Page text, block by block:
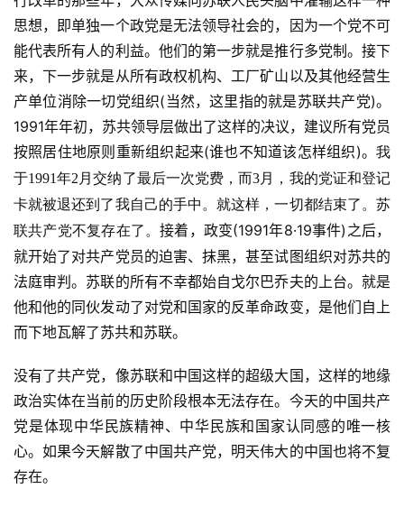
思想，即单独一个政党是无法领导社会的，因为一个党不可
能代表所有人的利益。他们的第一步就是推行多党制。接下
来，下一步就是从所有政权机构、工厂矿山以及其他经营生
产单位消除一切党组织(当然，这里指的就是苏联共产党)。
1991年年初，苏共领导层做出了这样的决议，建议所有党员
按照居住地原则重新组织起来(谁也不知道该怎样组织)。 我
于1991年2月交纳了最后一次党费，而3月，我的党证和登记
卡就被退还到了我自己的手中。就这样，一切都结束了。苏
联共产党不复存在了。接着，政变(1991年8·19事件)之后，
就开始了对共产党员的迫害、抹黑，甚至试图组织对苏共的
法庭审判。苏联的所有不幸都始自戈尔巴乔夫的上台。就是
他和他的同伙发动了对党和国家的反革命政变，是他们自上
而下地瓦解了苏共和苏联。
没有了共产党，像苏联和中国这样的超级大国，这样的地缘
政治实体在当前的历史阶段根本无法存在。今天的中国共产
党是体现中华民族精神、中华民族和国家认同感的唯一核
心。如果今天解散了中国共产党，明天伟大的中国也将不复
存在。